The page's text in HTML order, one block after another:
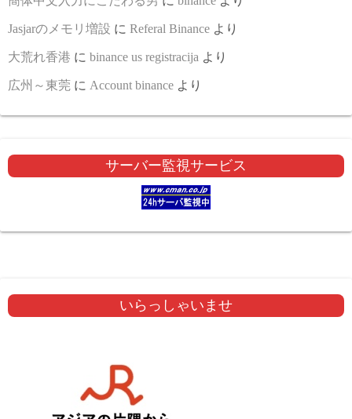
Jasjarのメモリ増設 に Referal Binance より
大荒れ香港 に binance us registracija より
広州～東莞 に Account binance より
サーバー監視サービス
いらっしゃいませ